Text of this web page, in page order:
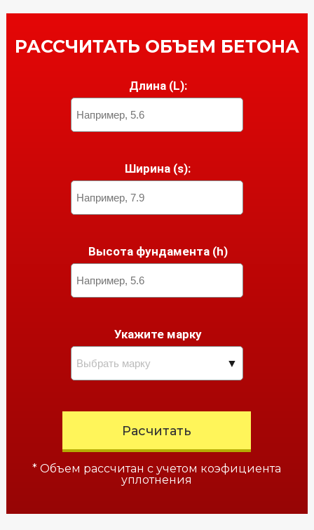
РАССЧИТАТЬ ОБЪЕМ БЕТОНА
Длина (L):
Ширина (s):
Высота фундамента (h)
Укажите марку
Расчитать
* Объем рассчитан с учетом коэфициента
уплотнения